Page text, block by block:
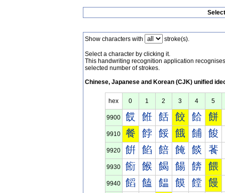
Show characters with stroke(s).
Select a character by clicking it.
This handwriting recognition application
selected number of strokes.
Chinese, Japanese and Korean (CJK) unified
hex 0 1 2 3 4 5
9900 餀 餁 餂 餃 餄 餅
9910 餐 餑 餒 餓 餔 餕
9920 餠 餡 餢 餣 餤 餥
9930 餰 餱 餲 餳 餴 餵
9940 饀 饁 饂 饃 饄 饅